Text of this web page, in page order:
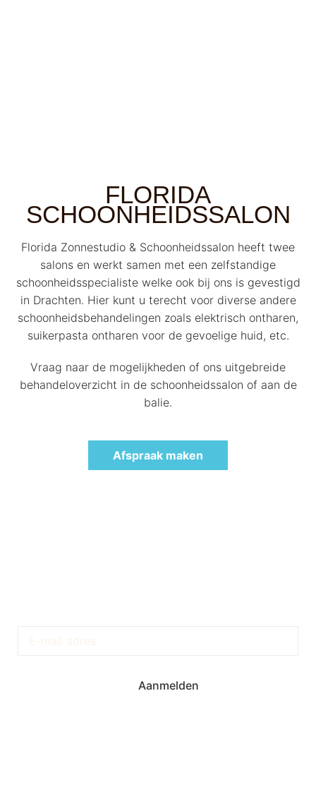
FLORIDA
SCHOONHEIDSSALON
Florida Zonnestudio & Schoonheidssalon heeft twee
salons en werkt samen met een zelfstandige
schoonheidsspecialiste welke ook bij ons is gevestigd
in Drachten. Hier kunt u terecht voor diverse andere
schoonheidsbehandelingen zoals elektrisch ontharen,
suikerpasta ontharen voor de gevoelige huid, etc.
Vraag naar de mogelijkheden of ons uitgebreide
behandeloverzicht in de schoonheidssalon of aan de
balie.
Afspraak maken
Aanmelden